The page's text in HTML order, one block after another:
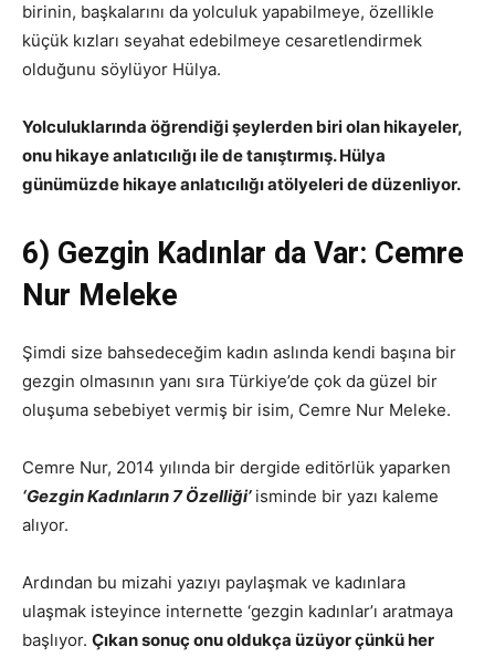
birinin, başkalarını da yolculuk yapabilmeye, özellikle
küçük kızları seyahat edebilmeye cesaretlendirmek
olduğunu söylüyor Hülya.
Yolculuklarında öğrendiği şeylerden biri olan hikayeler,
onu hikaye anlatıcılığı ile de tanıştırmış. Hülya
günümüzde hikaye anlatıcılığı atölyeleri de düzenliyor.
6) Gezgin Kadınlar da Var: Cemre
Nur Meleke
Şimdi size bahsedeceğim kadın aslında kendi başına bir
gezgin olmasının yanı sıra Türkiye’de çok da güzel bir
oluşuma sebebiyet vermiş bir isim, Cemre Nur Meleke.
Cemre Nur, 2014 yılında bir dergide editörlük yaparken
‘Gezgin Kadınların 7 Özelliği’ isminde bir yazı kaleme
alıyor.
Ardından bu mizahi yazıyı paylaşmak ve kadınlara
ulaşmak isteyince internette ‘gezgin kadınlar’ı aratmaya
başlıyor. Çıkan sonuç onu oldukça üzüyor çünkü her